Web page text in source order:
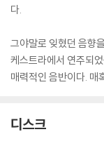
다.
그야말로 잊혔던 음향
케스트라에서 연주되
매력적인 음반이다. 매
디스크